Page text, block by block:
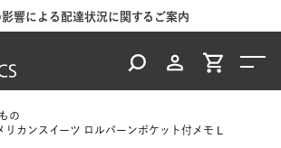
響による配達状況に関するご案内
の
リカンスイーツ ロルバーンポケット付メモ L